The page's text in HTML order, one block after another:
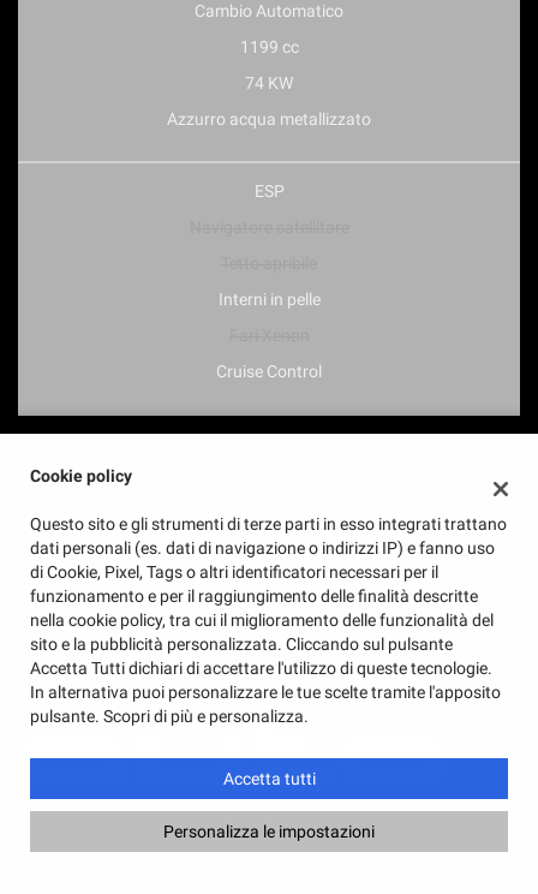
Cambio Automatico
1199 cc
74 KW
Azzurro acqua metallizzato
ESP
Interni in pelle
Cruise Control
Cookie policy
Questo sito e gli strumenti di terze parti in esso integrati trattano
dati personali (es. dati di navigazione o indirizzi IP) e fanno uso
di Cookie, Pixel, Tags o altri identificatori necessari per il
funzionamento e per il raggiungimento delle finalità descritte
nella cookie policy, tra cui il miglioramento delle funzionalità del
sito e la pubblicità personalizzata. Cliccando sul pulsante
Accetta Tutti dichiari di accettare l'utilizzo di queste tecnologie.
In alternativa puoi personalizzare le tue scelte tramite l'apposito
pulsante. Scopri di più e personalizza.
Accetta tutti
Personalizza le impostazioni